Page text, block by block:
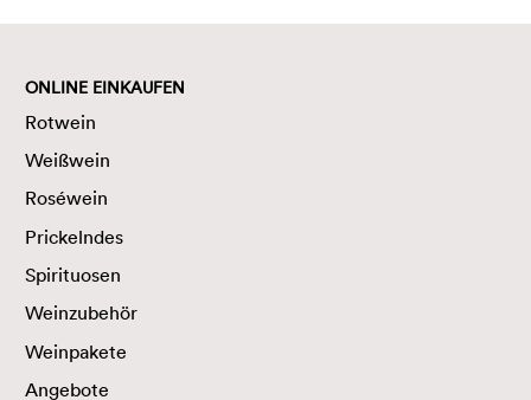
ONLINE EINKAUFEN
Rotwein
Weißwein
Roséwein
Prickelndes
Spirituosen
Weinzubehör
Weinpakete
Angebote